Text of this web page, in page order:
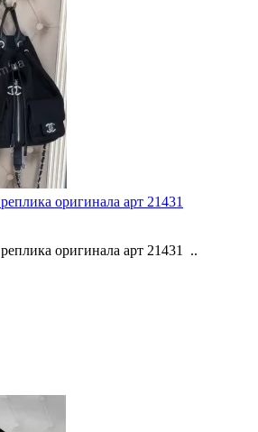
оригинала арт 21431
оригинала арт 21431 ..